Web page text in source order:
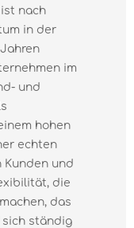
nach
in der
im
und
hohen
echten
Kunden und
die
das
sich ständig